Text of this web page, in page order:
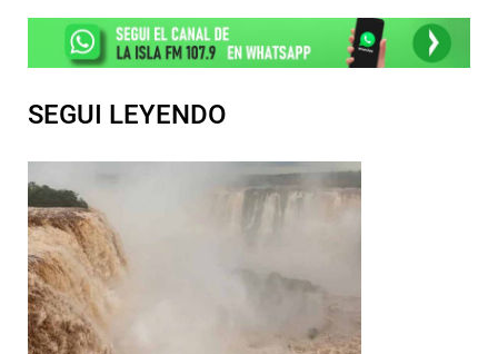
SEGUI LEYENDO